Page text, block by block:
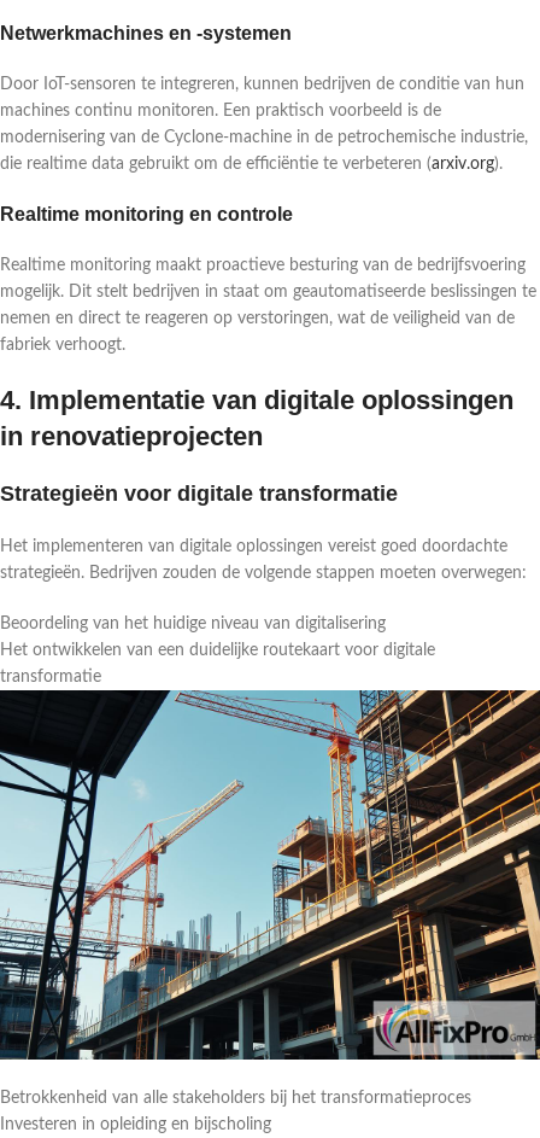
Netwerkmachines en -systemen
Door IoT-sensoren te integreren, kunnen bedrijven de conditie van hun
machines continu monitoren. Een praktisch voorbeeld is de
modernisering van de Cyclone-machine in de petrochemische industrie,
die realtime data gebruikt om de efficiëntie te verbeteren (arxiv.org).
Realtime monitoring en controle
Realtime monitoring maakt proactieve besturing van de bedrijfsvoering
mogelijk. Dit stelt bedrijven in staat om geautomatiseerde beslissingen te
nemen en direct te reageren op verstoringen, wat de veiligheid van de
fabriek verhoogt.
4. Implementatie van digitale oplossingen
in renovatieprojecten
Strategieën voor digitale transformatie
Het implementeren van digitale oplossingen vereist goed doordachte
strategieën. Bedrijven zouden de volgende stappen moeten overwegen:
Beoordeling van het huidige niveau van digitalisering
Het ontwikkelen van een duidelijke routekaart voor digitale
transformatie
Betrokkenheid van alle stakeholders bij het transformatieproces
Investeren in opleiding en bijscholing